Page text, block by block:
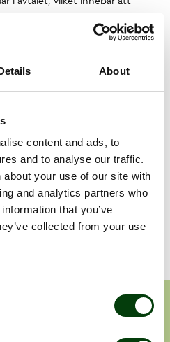
About
content and ads, to
and to analyse our traffic.
your use of our site with
and analytics partners who
that you’ve
collected from your use
fram till den 18 juni 2018.
AB (publ) är skyldigt att
i Ale för cirka 500 MSEK
våra